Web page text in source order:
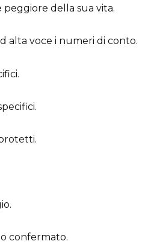
peggiore della sua vita.
alta voce i numeri di conto.
confermato.